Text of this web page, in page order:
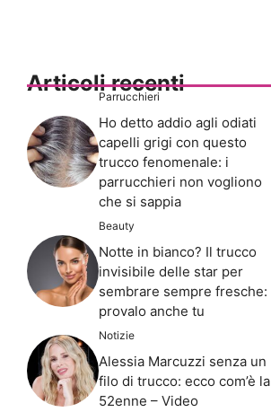
Articoli recenti
Parrucchieri
Ho detto addio agli odiati
capelli grigi con questo
trucco fenomenale: i
parrucchieri non vogliono
che si sappia
Beauty
Notte in bianco? Il trucco
invisibile delle star per
sembrare sempre fresche:
provalo anche tu
Notizie
Alessia Marcuzzi senza un
filo di trucco: ecco com’è la
52enne – Video